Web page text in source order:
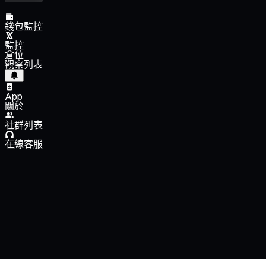
錢包監控
監控
倉位
觀察列表
App
關於
社群列表
在線客服